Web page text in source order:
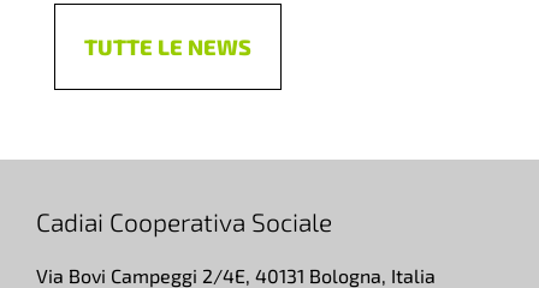
TUTTE LE NEWS
Cadiai Cooperativa Sociale
Via Bovi Campeggi 2/4E, 40131 Bologna, Italia